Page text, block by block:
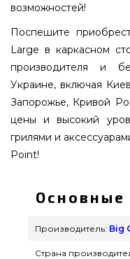
возможностей!
Поспешите
Large в каркасном
производителя и
Украине, включая
Запорожье, Кривой
цены и высокий
грилями и
Point!
Основные
Производитель: Big
Страна